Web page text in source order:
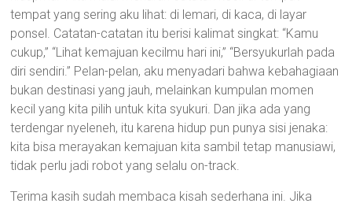
tempat yang sering aku lihat: di lemari, di kaca, di layar
ponsel. Catatan-catatan itu berisi kalimat singkat: “Kamu
cukup,” “Lihat kemajuan kecilmu hari ini,” “Bersyukurlah pada
diri sendiri.” Pelan-pelan, aku menyadari bahwa kebahagiaan
bukan destinasi yang jauh, melainkan kumpulan momen
kecil yang kita pilih untuk kita syukuri. Dan jika ada yang
terdengar nyeleneh, itu karena hidup pun punya sisi jenaka:
kita bisa merayakan kemajuan kita sambil tetap manusiawi,
tidak perlu jadi robot yang selalu on-track.
Terima kasih sudah membaca kisah sederhana ini. Jika